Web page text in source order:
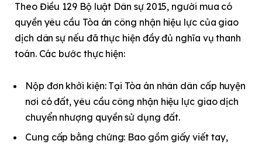
Theo Điều 129 Bộ luật Dân sự 2015, người mua có
quyền yêu cầu Tòa án công nhận hiệu lực của giao
dịch dân sự nếu đã thực hiện đầy đủ nghĩa vụ thanh
toán. Các bước thực hiện:
Nộp đơn khởi kiện: Tại Tòa án nhân dân cấp huyện
nơi có đất, yêu cầu công nhận hiệu lực giao dịch
chuyển nhượng quyền sử dụng đất.
Cung cấp bằng chứng: Bao gồm giấy viết tay,